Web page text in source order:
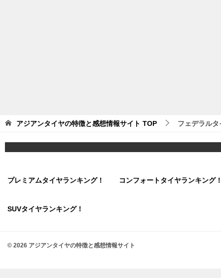
アジアンタイヤの特徴と感想情報サイト TOP フェデラルタ
プレミアムタイヤランキング！ コンフォートタイヤランキング
SUVタイヤランキング！
© 2026 アジアンタイヤの特徴と感想情報サイト